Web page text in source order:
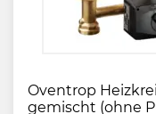
Oventrop
gemischt (ohne